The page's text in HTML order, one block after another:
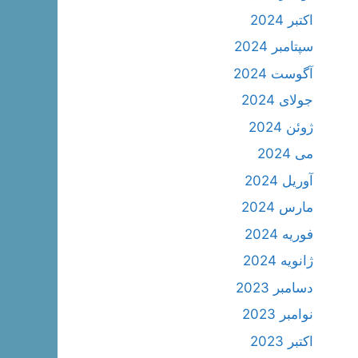
اکتبر 2024
سپتامبر 2024
آگوست 2024
جولای 2024
ژوئن 2024
می 2024
آوریل 2024
مارس 2024
فوریه 2024
ژانویه 2024
دسامبر 2023
نوامبر 2023
اکتبر 2023